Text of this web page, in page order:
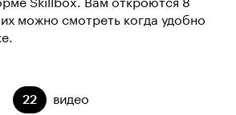
Skillbox. Вам откроются 8
их можно смотреть когда удобно
22 видео